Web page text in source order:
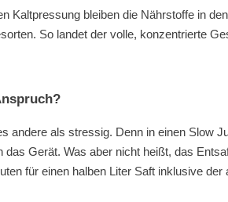
Kaltpressung bleiben die Nährstoffe in
So landet der volle, konzentrierte
andere als stressig. Denn in einen Slow
Gerät. Was aber nicht heißt, das
für einen halben Liter Saft inklusive der